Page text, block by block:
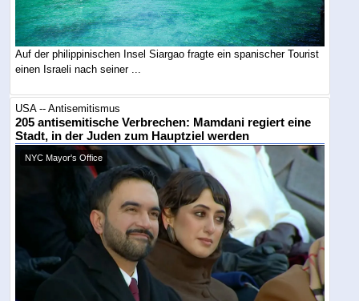
Auf der philippinischen Insel Siargao fragte ein spanischer Tourist
einen Israeli nach seiner ...
USA -- Antisemitismus
205 antisemitische Verbrechen: Mamdani regiert eine
Stadt, in der Juden zum Hauptziel werden
NYC Mayor's Office